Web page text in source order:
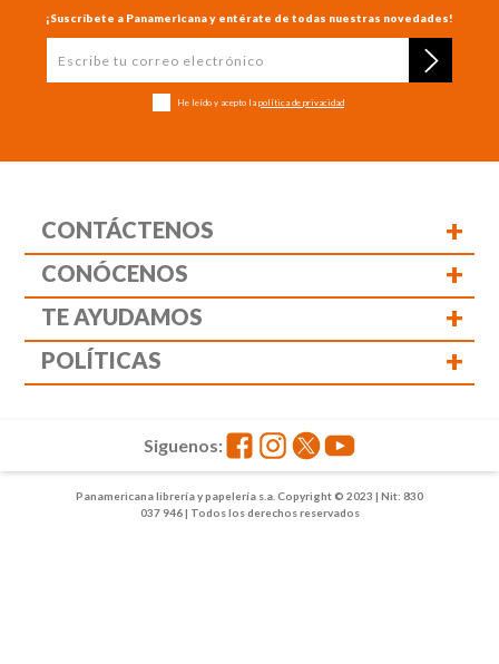
¡Suscríbete a Panamericana y entérate de todas nuestras novedades!
He leído y acepto la política de privacidad
CONTÁCTENOS +
CONÓCENOS +
TE AYUDAMOS +
POLÍTICAS +
Panamericana librería y papelería s.a. Copyright © 2023 | Nit: 830
037 946 | Todos los derechos reservados
Siguenos: